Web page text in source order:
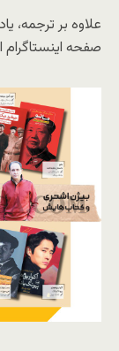
علاوه بر ترجمه،
صفحه